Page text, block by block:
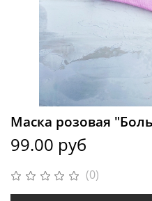
(0)
Маска розовая
99.00 руб